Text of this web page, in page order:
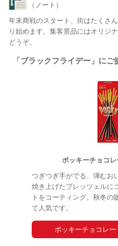
（ノート）
年末商戦のスタート、街はたくさ
り始めます。集客景品にはオリジ
どうぞ。
「ブラックフライデー」に
ポッキーチョコレ
つぎつぎ手がでる、弾むお
焼き上げたプレッツェルに
トをコーティング。秋冬の
て人気です。
ポッキーチョコレ